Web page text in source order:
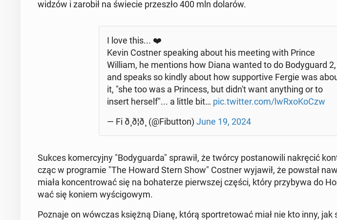
widzów i zarobił na świecie prze­szło 400 mln dolarów.
I love this... ❤️
Kevin Costner spe­aking about his meeting with Prince
William, he men­tions how Diana wanted to do Bo­dy­gu­ard 2,
and speaks so kindly about how sup­por­ti­ve Fergie was
it, "she too was a Prin­cess, but didn't want any­thing or to
insert herself"... a little bit… pic.twitter.com/lwRxo­Ko­Czw
— Fi ð¸ð¦ð¸ (@Fi­but­ton) June 19, 2024
Sukces ko­mer­cyj­ny "Bo­dy­gu­ar­da" sprawił, że twórcy po­sta­no­wi­li na­krę­cić
cząc w pro­gra­mie "The Howard Stern Show" Costner wyjawił, że powstał
miała kon­cen­tro­wać się na bo­ha­te­rze pierw­szej części, który przy­by­wa do
wać się koniem wy­ści­go­wym.
Poznaje on wówczas księżną Dianę, którą spor­tre­to­wać miał nie kto inny,